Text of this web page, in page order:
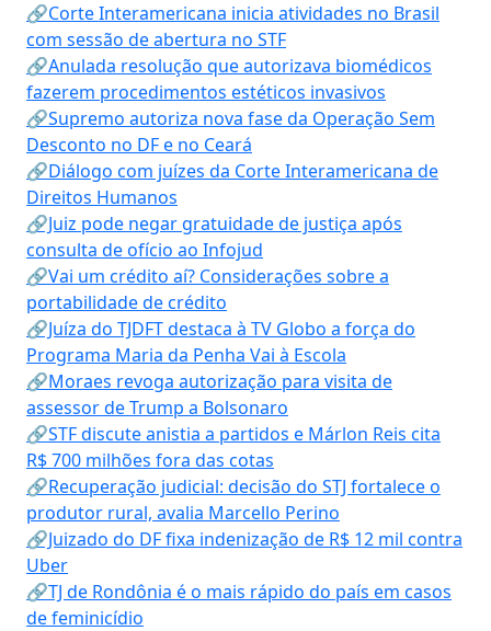
🔗Corte Interamericana inicia atividades no Brasil
com sessão de abertura no STF
🔗Anulada resolução que autorizava biomédicos
fazerem procedimentos estéticos invasivos
🔗Supremo autoriza nova fase da Operação Sem
Desconto no DF e no Ceará
🔗Diálogo com juízes da Corte Interamericana de
Direitos Humanos
🔗Juiz pode negar gratuidade de justiça após
consulta de ofício ao Infojud
🔗Vai um crédito aí? Considerações sobre a
portabilidade de crédito
🔗Juíza do TJDFT destaca à TV Globo a força do
Programa Maria da Penha Vai à Escola
🔗Moraes revoga autorização para visita de
assessor de Trump a Bolsonaro
🔗STF discute anistia a partidos e Márlon Reis cita
R$ 700 milhões fora das cotas
🔗Recuperação judicial: decisão do STJ fortalece o
produtor rural, avalia Marcello Perino
🔗Juizado do DF fixa indenização de R$ 12 mil contra
Uber
🔗TJ de Rondônia é o mais rápido do país em casos
de feminicídio